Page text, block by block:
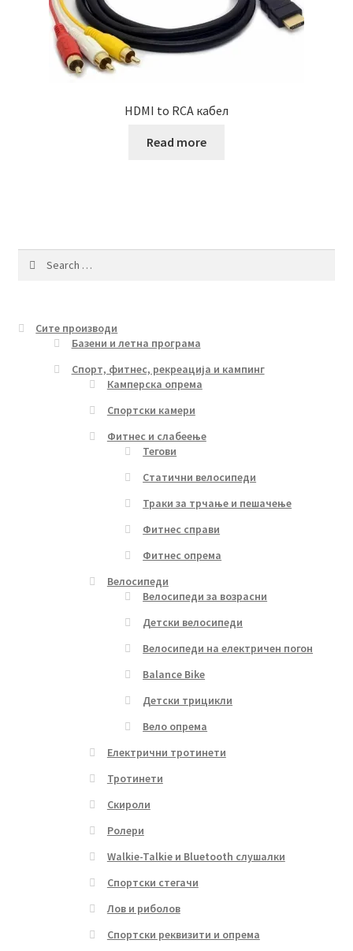
HDMI to RCA кабел
Read more
Сите производи
Базени и летна програма
Спорт, фитнес, рекреација и кампинг
Камперска опрема
Спортски камери
Фитнес и слабеење
Тегови
Статични велосипеди
Траки за трчање и пешачење
Фитнес справи
Фитнес опрема
Велосипеди
Велосипеди за возрасни
Детски велосипеди
Велосипеди на електричен погон
Balance Bike
Детски трицикли
Вело опрема
Електрични тротинети
Тротинети
Скироли
Ролери
Walkie-Talkie и Bluetooth слушалки
Спортски стегачи
Лов и риболов
Спортски реквизити и опрема